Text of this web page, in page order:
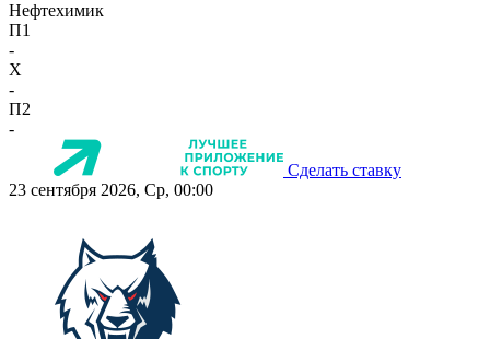
Нефтехимик
П1
-
X
-
П2
-
Сделать ставку
23 сентября 2026, Ср, 00:00